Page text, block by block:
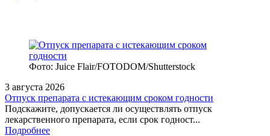
Фото: Juice Flair/FOTODOM/Shutterstoсk
3 августа 2026
Отпуск препарата с истекающим сроком годности
Подскажите, допускается ли осуществлять отпуск
лекарственного препарата, если срок годност...
Подробнее